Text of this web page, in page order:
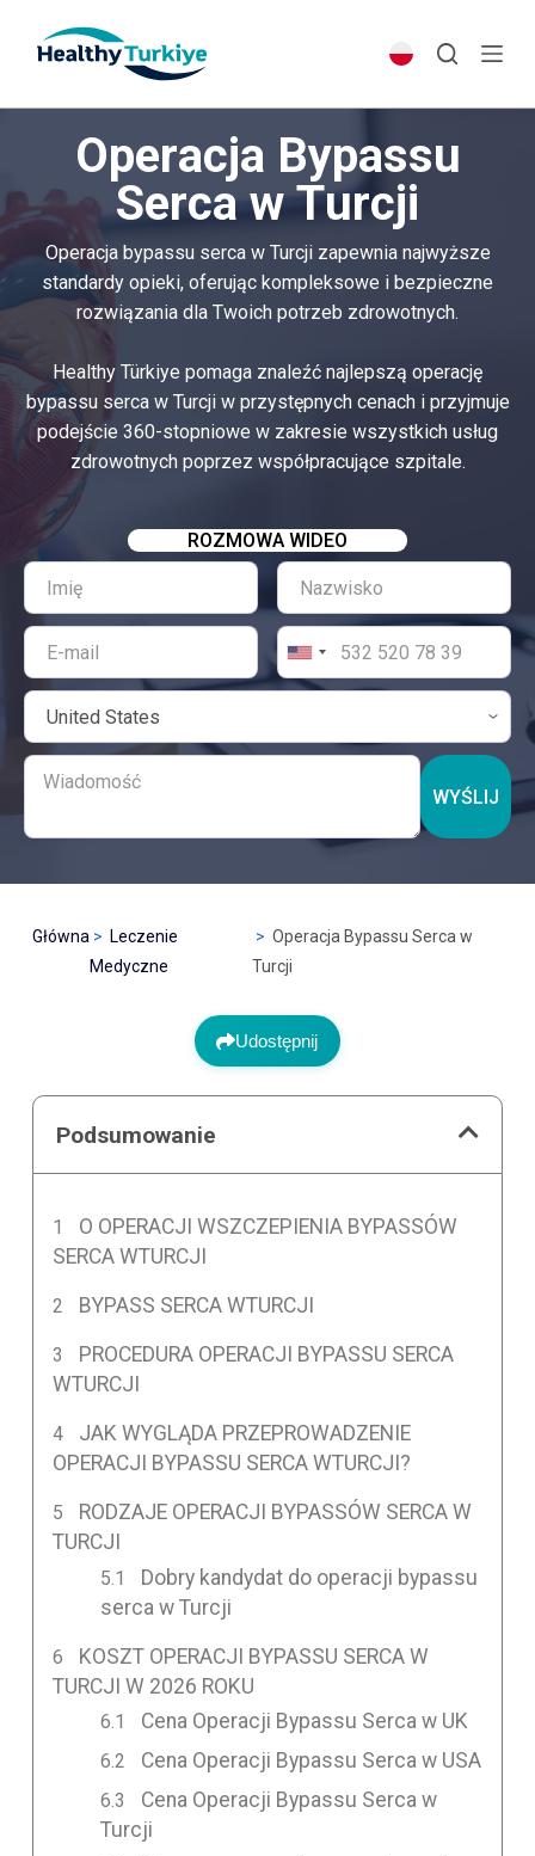
p
c
Operacja Bypassu
Serca w Turcji
Operacja bypassu serca w Turcji zapewnia najwyższe
standardy opieki, oferując kompleksowe i bezpieczne
rozwiązania dla Twoich potrzeb zdrowotnych.
Healthy Türkiye pomaga znaleźć najlepszą operację
bypassu serca w Turcji w przystępnych cenach i przyjmuje
podejście 360-stopniowe w zakresie wszystkich usług
zdrowotnych poprzez współpracujące szpitale.
ROZMOWA WIDEO
WYŚLIJ
Główna
Leczenie
Medyczne
Operacja Bypassu Serca w
Turcji
Udostępnij
Podsumowanie
O OPERACJI WSZCZEPIENIA BYPASSÓW
SERCA WTURCJI
BYPASS SERCA WTURCJI
PROCEDURA OPERACJI BYPASSU SERCA
WTURCJI
JAK WYGLĄDA PRZEPROWADZENIE
OPERACJI BYPASSU SERCA WTURCJI?
RODZAJE OPERACJI BYPASSÓW SERCA W
TURCJI
Dobry kandydat do operacji bypassu
serca w Turcji
KOSZT OPERACJI BYPASSU SERCA W
TURCJI W 2026 ROKU
Cena Operacji Bypassu Serca w UK
Cena Operacji Bypassu Serca w USA
Cena Operacji Bypassu Serca w
Turcji